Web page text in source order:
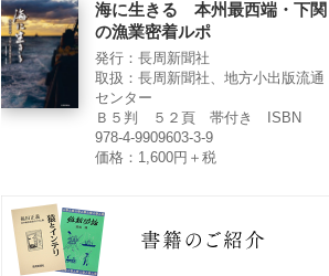
海に生きる 本州最西端・下関
の漁業密着ルポ
発行：長周新聞社
取扱：長周新聞社、地方小出版流通
センター
Ｂ５判 ５２頁 帯付き ISBN
978-4-9909603-3-9
価格：1,600円＋税